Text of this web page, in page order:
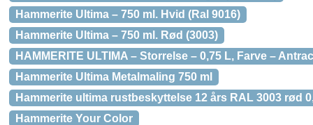
Hammerite Ultima – 750 ml. Hvid (Ral 9016)
Hammerite Ultima – 750 ml. Rød (3003)
HAMMERITE ULTIMA – Storrelse – 0,75 L, Farve –
Hammerite Ultima Metalmaling 750 ml
Hammerite ultima rustbeskyttelse 12 års RAL 3003 rød
Hammerite Your Color